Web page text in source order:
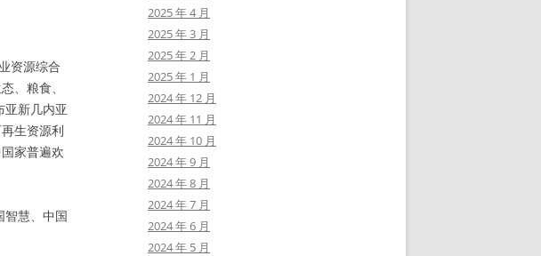
资源综合
、粮食、
亚新几内亚
生资源利
家普遍欢
智慧、中国
2025 年 4 月
2025 年 3 月
2025 年 2 月
2025 年 1 月
2024 年 12 月
2024 年 11 月
2024 年 10 月
2024 年 9 月
2024 年 8 月
2024 年 7 月
2024 年 6 月
2024 年 5 月